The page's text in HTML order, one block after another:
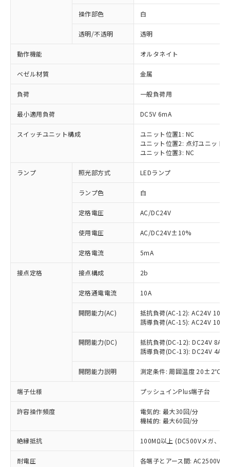
操作部色 白
透明/不透明 透明
動作機能 オルタネイト
ベゼル材質 金属
負荷 一般負荷用
最小適用負荷 DC5V 6mA
スイッチユニット構成
ユニット位置1: NC
ユニット位置2: 点灯ユニット
ユニット位置3: NC
ランプ 照光部方式 LEDランプ
ランプ色 白
定格電圧 AC/DC24V
使用電圧 AC/DC24V±10%
定格電流 5mA
接点定格 接点構成 2b
定格通電電流 10A
開閉能力(AC)
抵抗負荷(AC-12): AC24V 10A/
誘導負荷(AC-15): AC24V
開閉能力(DC)
抵抗負荷(DC-12): DC24V 8A/
誘導負荷(DC-13): DC24V 4A/
開閉能力説明 測定条件: 周囲温度 20±2℃、
端子仕様 プッシュインPlus端子台
許容操作頻度
電気的: 最大30回/分
機械的: 最大60回/分
絶縁抵抗 100MΩ以上 (DC500Vメガ、点
耐電圧
各端子とアース間: AC2500V
ご利用条件
以下の条件をお読みいただき、同意のうえ
本サービスは、当社制御機器事業取扱
商品の当社在庫状況および標準価格
(税抜)を提供させていただくもので
当社制御機器事業取扱商品の中には、
本サービスの対象外となる商品もある
ことをご了承ください。
在庫状況および標準価格照会結果は、
記載している更新日時点での社内デー
タに基づき作成されるものであり、閲
覧された時点での実際の在庫および標
準価格とは異なる場合があることをご
対応済み：EU RoHS指令（10物質）の
非含有に対応した製品が提供可能な商品で
対応予定：EU RoHS指令（10物質）の非含
有に対応した製品に切り替える予定のある
対応予定なし：EU RoHS指令（10物質）の
非含有に非対応の商品で、対応品を出す予
調査・確認中：EU RoHS指令（10物質）の
非含有の対応状況を調査中または確認中の
非該当品：ライセンス料など無形物で、有
害物質有無と関係のない商品です。
仕入先様の事情により、非含有部品として
いたものが、含有品と判明した場合などや
むを得ず変更することがあります。
*EU RoHS指令（10物質）：
鉛(Pb) 1000ppm以下、 水銀(Hg) 1000ppm以下、 カド
六価クロム(Cr(Ⅵ)) 1000ppm以下、ポリ臭化ビフェニル
※1 中国RoHS○×表
「○」：最大均質材料含有率が中国RoHSの
基準値以下であることを示します。
「×」：最大均質材料含有率が中国RoHSの
基準値を超えていることを示します。
「－」：未確認です。当社販売部門へお問
*中国RoHS10物質の基準値 (GB/T26572)：
当社は、これら貴社製品のうち、外国
為替および外国貿易法に定める商品
（以下｢規制貨物等」という）を輸出
または国外への提供する場合は、日本
国政府の輸出許可(または役務取引許
可)を取得するなどの必要な手続きを